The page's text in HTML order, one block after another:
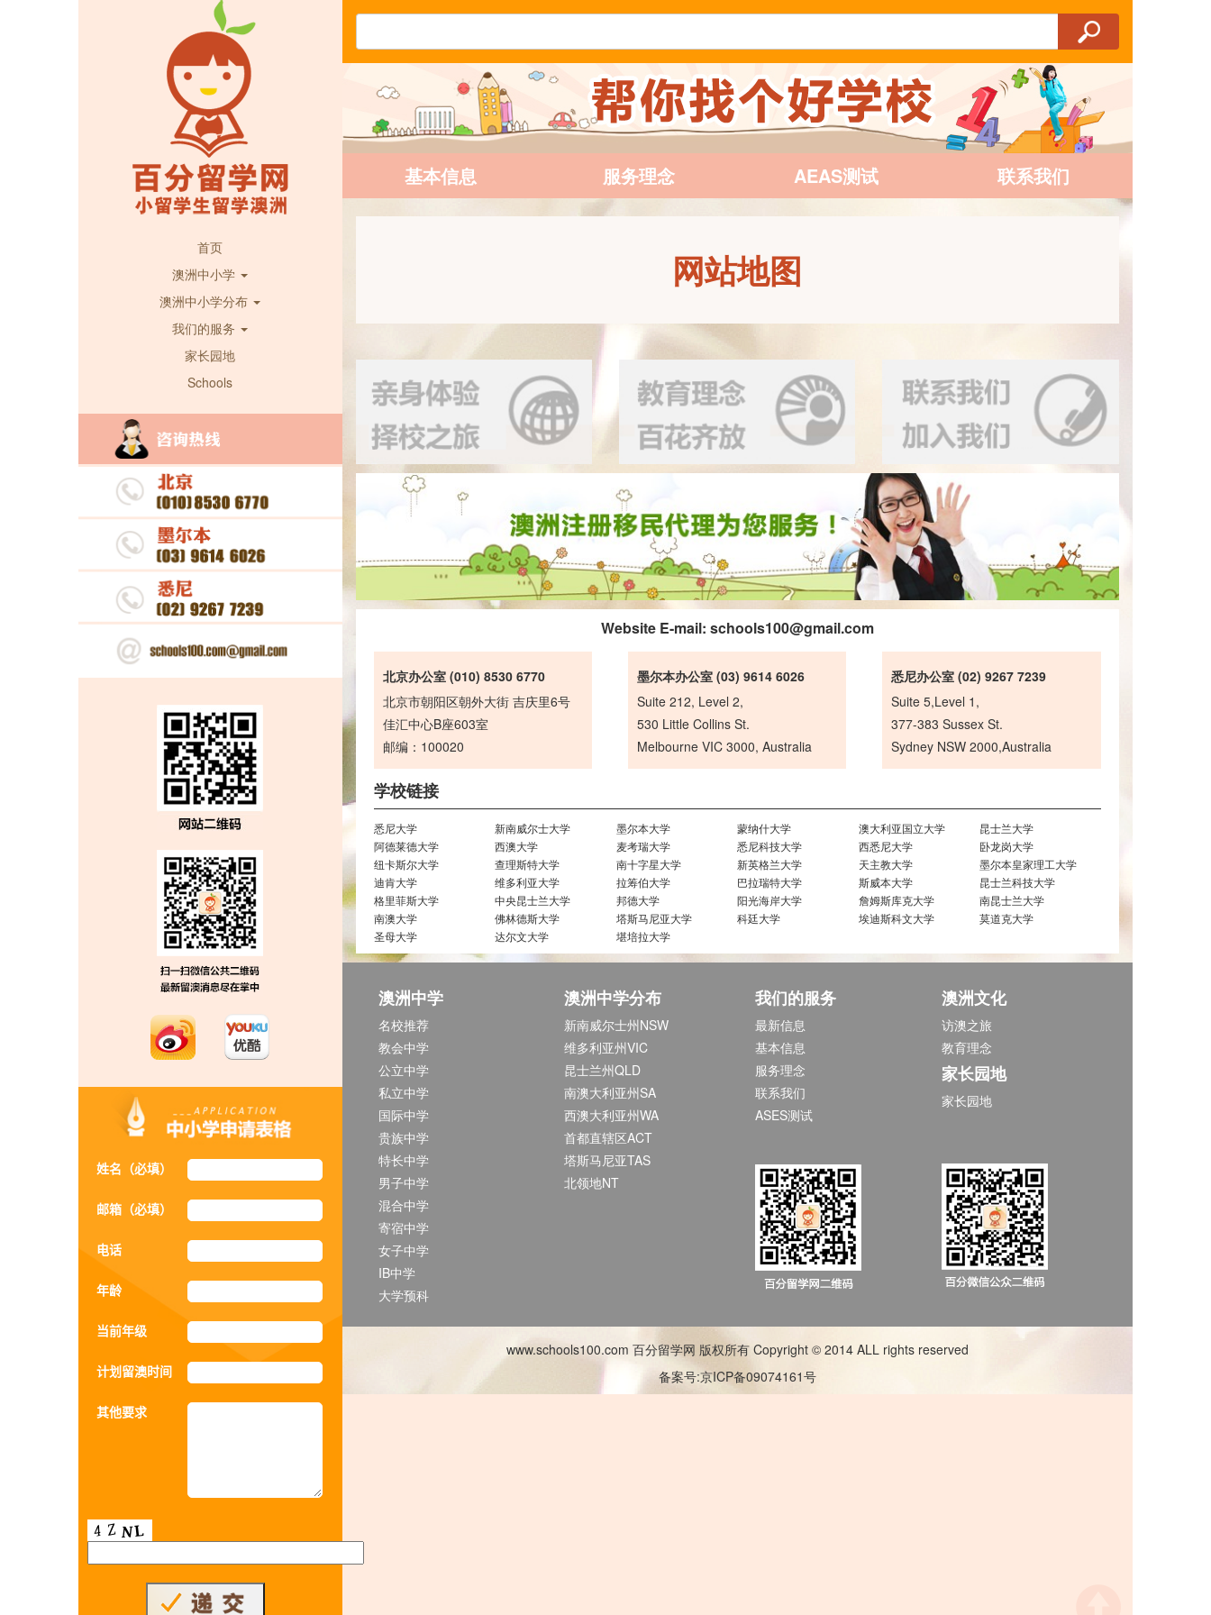
首页
澳洲中小学
澳洲中小学分布
我们的服务
家长园地
Schools
姓名（必填）
邮箱（必填）
电话
年龄
当前年级
计划留澳时间
其他要求
基本信息 服务理念 AEAS测试 联系我们
网站地图
Website E-mail: schools100@gmail.com
北京办公室 (010) 8530 6770
北京市朝阳区朝外大街 吉庆里6号
佳汇中心B座603室
邮编：100020
墨尔本办公室 (03) 9614 6026
Suite 212, Level 2,
530 Little Collins St.
Melbourne VIC 3000, Australia
悉尼办公室 (02) 9267 7239
Suite 5,Level 1,
377-383 Sussex St.
Sydney NSW 2000,Australia
学校链接
悉尼大学 新南威尔士大学 墨尔本大学 蒙纳什大学 澳大利亚国立大学
昆士兰大学
阿德莱德大学
西澳大学 麦考瑞大学 悉尼科技大学 西悉尼大学
卧龙岗大学
纽卡斯尔大学
查理斯特大学 南十字星大学 新英格兰大学 天主教大学
墨尔本皇家理工大学
迪肯大学
维多利亚大学 拉筹伯大学 巴拉瑞特大学 斯威本大学
昆士兰科技大学
格里菲斯大学
中央昆士兰大学 邦德大学 阳光海岸大学 詹姆斯库克大学
南昆士兰大学
南澳大学
佛林德斯大学 塔斯马尼亚大学 科廷大学 埃迪斯科文大学
莫道克大学
圣母大学
达尔文大学 堪培拉大学
澳洲中学
名校推荐
教会中学
公立中学
私立中学
国际中学
贵族中学
特长中学
男子中学
混合中学
寄宿中学
女子中学
IB中学
大学预科
澳洲中学分布
新南威尔士州NSW
维多利亚州VIC
昆士兰州QLD
南澳大利亚州SA
西澳大利亚州WA
首都直辖区ACT
塔斯马尼亚TAS
北领地NT
我们的服务
最新信息
基本信息
服务理念
联系我们
ASES测试
澳洲文化
访澳之旅
教育理念
家长园地
家长园地
www.schools100.com 百分留学网 版权所有 Copyright © 2014 ALL rights reserved
备案号:京ICP备09074161号